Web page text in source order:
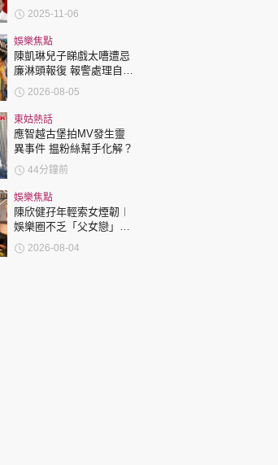
分鐘「激戰」片流出 動作
露骨 網上瘋傳
2025-11-06
娛樂焦點
陳凱琳兒子睇戲太嘈遭忌
廉淋頭報復 報警處理自責
護子不力 歐錦棠陳倩揚齊
表態「媽媽有責任」
2026-08-05
東姑熱話
應智越古堡拍MV發生靈
異事件 揾粉絲幫手化解？
44分鐘前
娛樂焦點
陳欣健孖年輕索女煙韌︱
娛樂圈不乏「父女戀」
「爺孫戀」 年齡差距最大
達51歲 最受矚目有李龍
2026-08-04